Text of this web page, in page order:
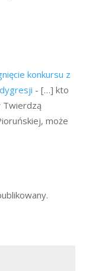
konkursu z
- […] kto
Twierdzą
może